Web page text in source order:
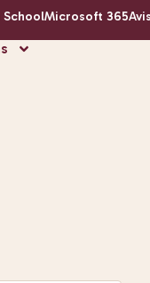
SchoolMicrosoft 365